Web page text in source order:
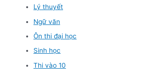
Lý thuyết
Ngữ văn
Ôn thi đại học
Sinh học
Thi vào 10